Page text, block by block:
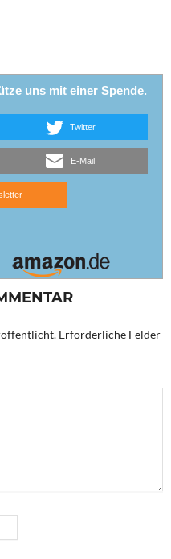
uns mit einer Spende.
Twitter
E-Mail
Erforderliche Felder